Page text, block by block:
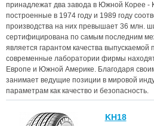
принадлежат два завода в Южной Корее -
построенные в 1974 году и 1989 году
производства на них превышает 36 млн.
сертифицирована по самым последним
является гарантом качества
современные лаборатории фирмы
Европе и Южной Америке. Благодаря
занимает ведущие позиции в мировой
параметрам как качество и безопасность.
KH18